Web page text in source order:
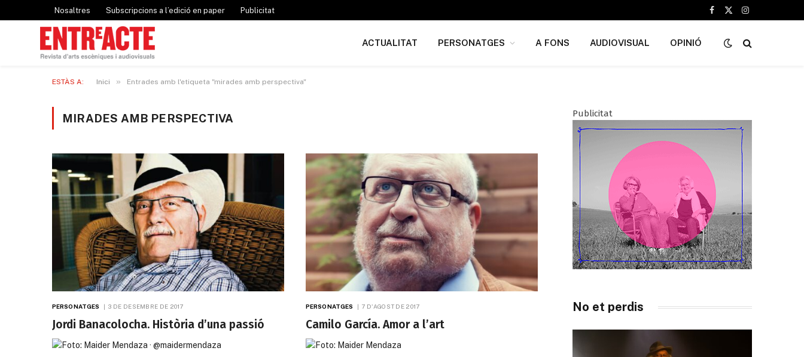
Nosaltres Subscripcions a l’edició en paper Publicitat
Facebook
X
Instagram
ACTUALITAT PERSONATGES A FONS AUDIOVISUAL OPINIÓ
ESTÀS A: Inici » Entrades amb l'etiqueta "mirades amb perspectiva"
MIRADES AMB PERSPECTIVA
PERSONATGES 3 DE DESEMBRE DE 2017
Jordi Banacolocha. Història d’una passió
PERSONATGES 7 D'AGOST DE 2017
Camilo García. Amor a l’art
Publicitat
No et perdis